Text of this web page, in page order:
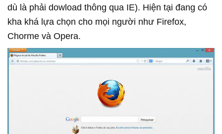
dù là phải dowload thông qua IE). Hiện tại đang có
kha khá lựa chọn cho mọi người như Firefox,
Chorme và Opera.